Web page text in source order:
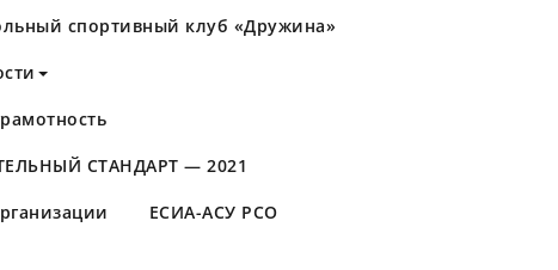
спортивный клуб «Дружина»
СТАНДАРТ — 2021
ЕСИА-АСУ РСО